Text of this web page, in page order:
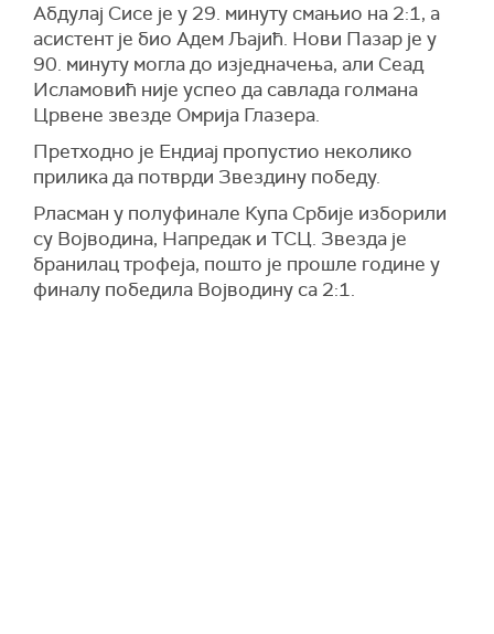
Абдулај Сисе је у 29. минуту смањио на 2:1, а
асистент је био Адем Љајић. Нови Пазар је у
90. минуту могла до изједначења, али Сеад
Исламовић није успео да савлада голмана
Црвене звезде Омрија Глазера.
Претходно је Ендиај пропустио неколико
прилика да потврди Звездину победу.
Pласман у полуфинале Купа Србије изборили
су Војводина, Напредак и ТСЦ. Звезда је
бранилац трофеја, пошто је прошле године у
финалу победила Војводину са 2:1.